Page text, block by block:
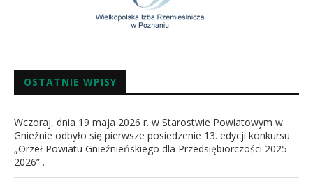
OSTATNIE WPISY
Wczoraj, dnia 19 maja 2026 r. w Starostwie Powiatowym w
Gnieźnie odbyło się pierwsze posiedzenie 13. edycji konkursu
„Orzeł Powiatu Gnieźnieńskiego dla Przedsiębiorczości 2025-
2026” .